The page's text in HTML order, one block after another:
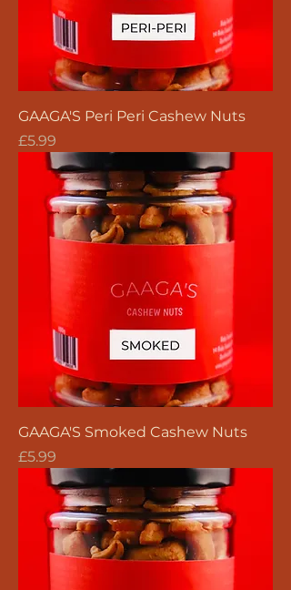
GAAGA'S Peri Peri Cashew Nuts
價格
£5.99
GAAGA'S Smoked Cashew Nuts
價格
£5.99